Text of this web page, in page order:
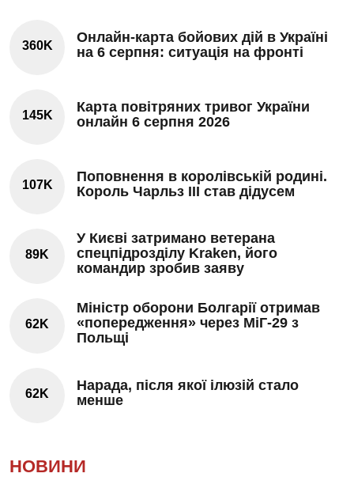
360K
Онлайн-карта бойових дій в Україні
на 6 серпня: ситуація на фронті
145K
Карта повітряних тривог України
онлайн 6 серпня 2026
107K
Поповнення в королівській родині.
Король Чарльз III став дідусем
89K
У Києві затримано ветерана
спецпідрозділу Kraken, його
командир зробив заяву
62K
Міністр оборони Болгарії отримав
«попередження» через МіГ-29 з
Польщі
62K
Нарада, після якої ілюзій стало
менше
НОВИНИ